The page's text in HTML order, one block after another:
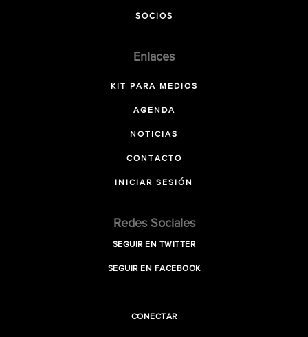
SOCIOS
Enlaces
KIT PARA MEDIOS
AGENDA
NOTICIAS
CONTACTO
INICIAR SESIÓN
Redes Sociales
SEGUIR EN TWITTER
SEGUIR EN FACEBOOK
CONECTAR